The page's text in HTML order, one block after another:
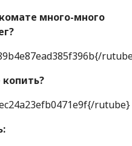
много-много
rutube}